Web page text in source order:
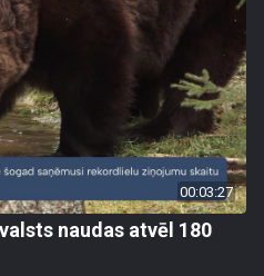
00:03:27
naudas atvēl 180